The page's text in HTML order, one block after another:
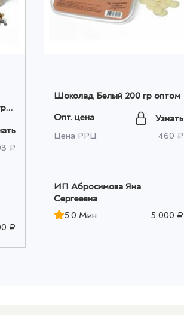
₽
₽
Шоколад Белый 200 гр оптом
Опт. цена
Узнать
Цена РРЦ
460 ₽
ИП Абросимова Яна
Сергеевна
5.0 Мин
5 000 ₽